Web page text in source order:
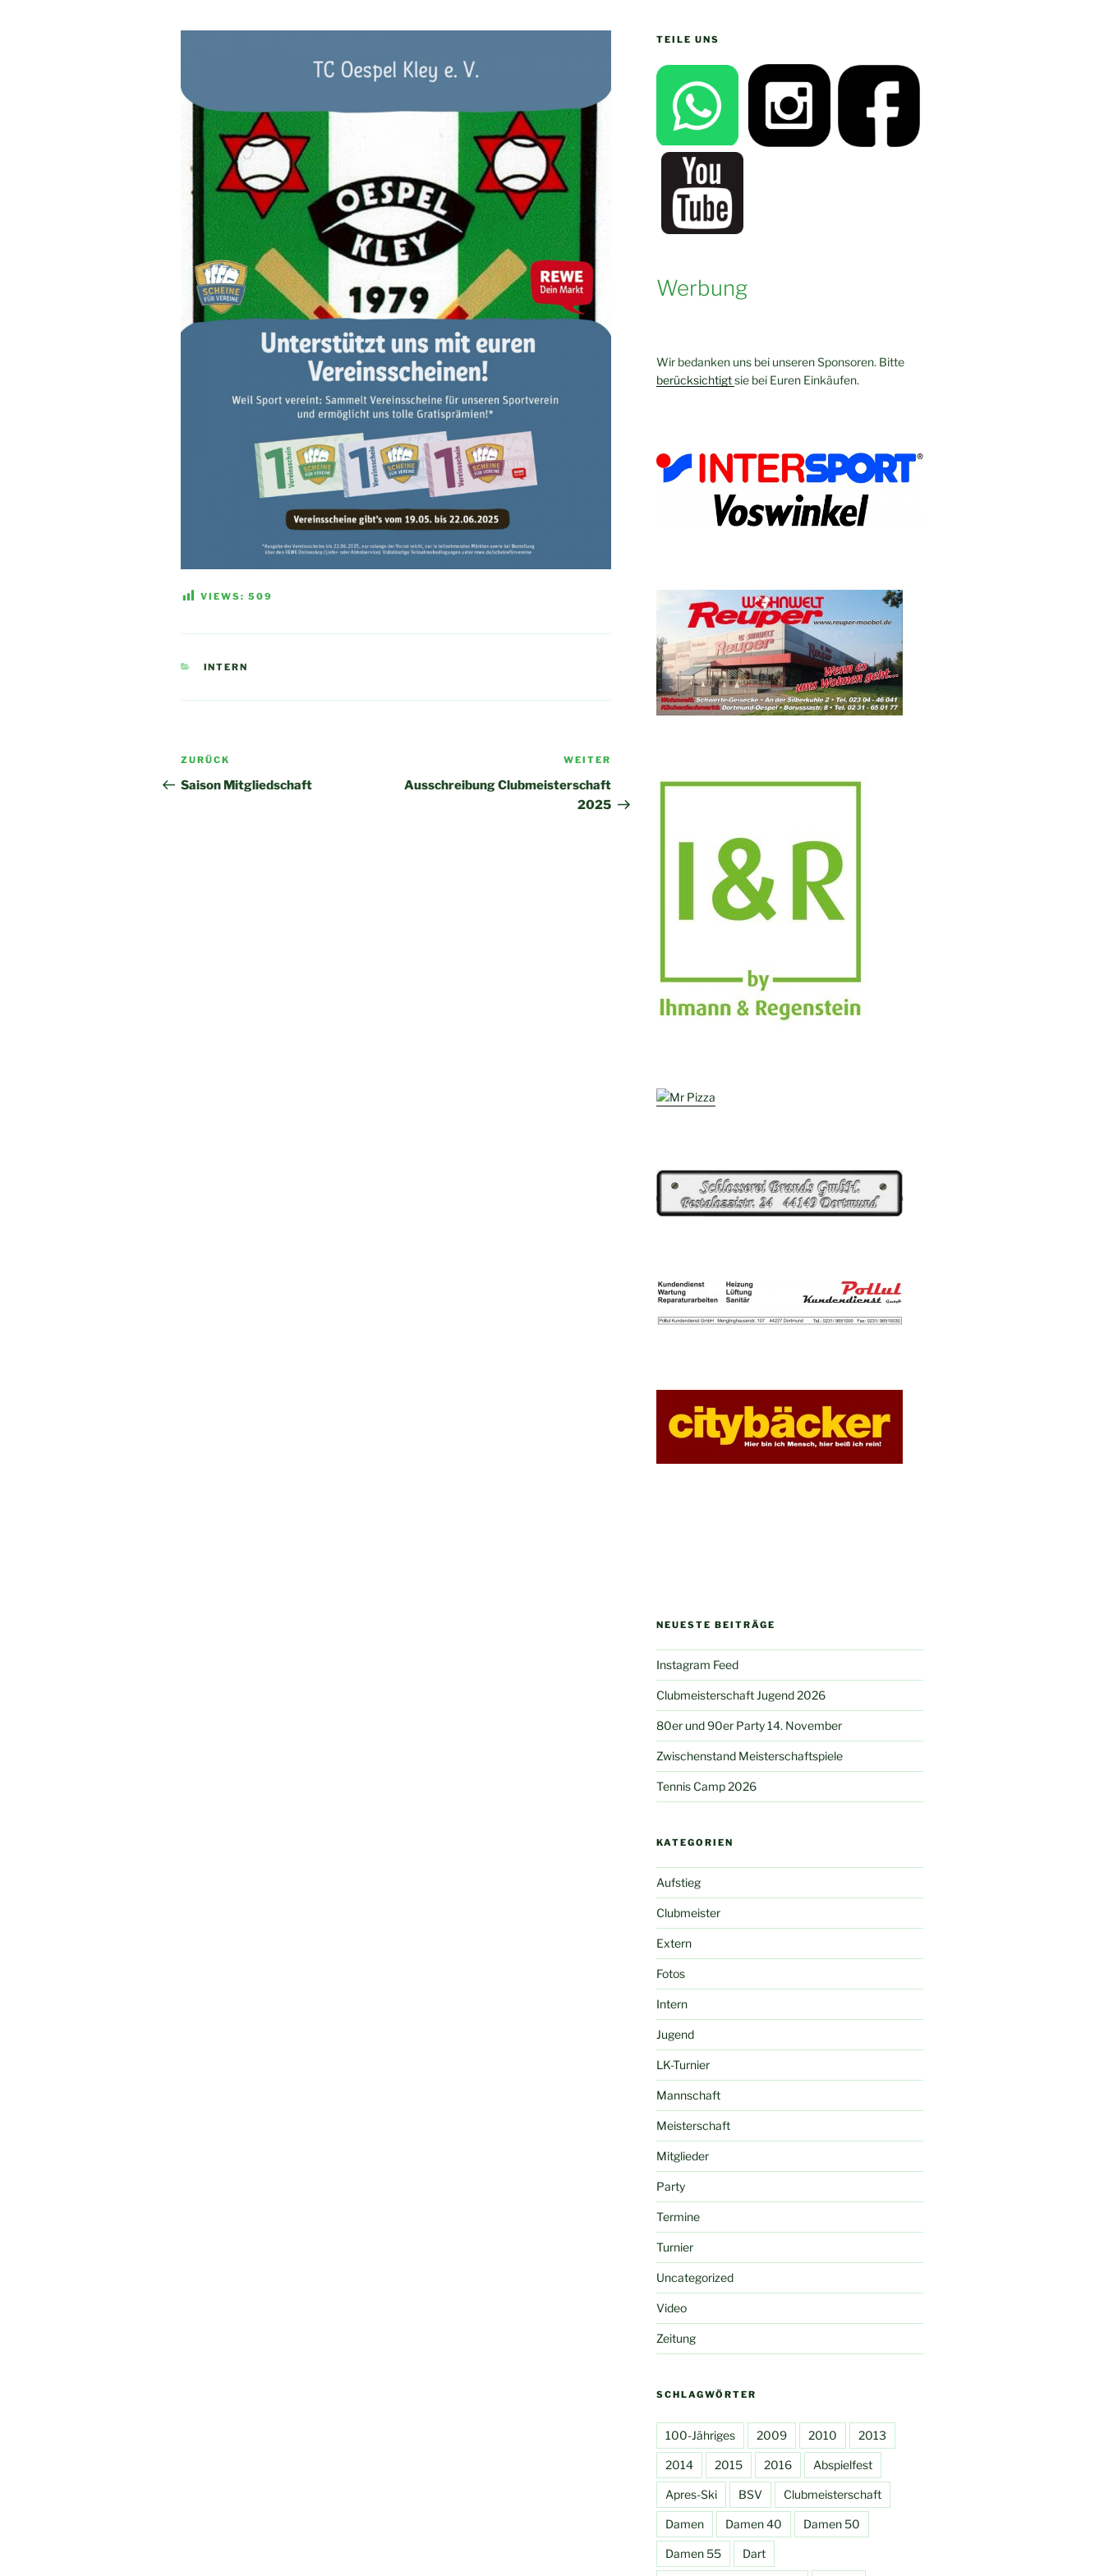
VIEWS: 509
KATEGORIEN
INTERN
Beitragsnavigation
Vorheriger
Beitrag
ZURÜCK
Saison Mitgliedschaft
Beitrag
WEITER
Ausschreibung Clubmeisterschaft
2025
TEILE UNS
Werbung
Wir bedanken uns bei unseren Sponsoren. Bitte
berücksichtigtsie bei Euren Einkäufen.
NEUESTE BEITRÄGE
Instagram Feed
Clubmeisterschaft Jugend 2026
80er und 90er Party 14. November
Zwischenstand Meisterschaftspiele
Tennis Camp 2026
KATEGORIEN
Aufstieg
Clubmeister
Extern
Fotos
Intern
Jugend
LK-Turnier
Mannschaft
Meisterschaft
Mitglieder
Party
Termine
Turnier
Uncategorized
Video
Zeitung
SCHLAGWÖRTER
100-Jähriges 2009 2010 2013
2014 2015 2016 Abspielfest
Apres-Ski BSV Clubmeisterschaft
Damen Damen 40 Damen 50
Damen 55 Dart